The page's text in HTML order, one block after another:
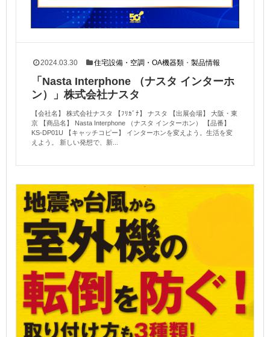
2024.03.30 住宅設備・空調・OA機器類 ・製品情報
「Nasta Interphone （ナスタ インターホ
ン）」株式会社ナスタ
【会社名】 株式会社ナスタ 【ﾌﾘｶﾞﾅ】 ナスタ 【出展会場】 大阪・東
京 【商品名】 Nasta Interphone （ナスタ インターホン） 【品番】
KS-DP01U 【キャッチコピー】 インターホンを変えよう。生活を変
えよう。 新しい発想で、新...